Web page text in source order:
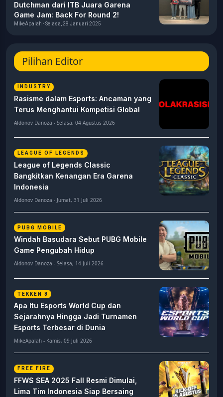
Dutchman dari ITB Juara Garena
Game Jam: Back For Round 2!
MikeApalah - Selasa, 28 Januari 2025
Pilihan Editor
INDUSTRY
Rasisme dalam Esports: Ancaman yang
Terus Menghantui Kompetisi Global
Aldonov Danoza - Selasa, 04 Agustus 2026
LEAGUE OF LEGENDS
League of Legends Classic
Bangkitkan Kenangan Era Garena
Indonesia
Aldonov Danoza - Jumat, 31 Juli 2026
PUBG MOBILE
Windah Basudara Sebut PUBG Mobile
Game Pengubah Hidup
Aldonov Danoza - Selasa, 14 Juli 2026
TEKKEN 8
Apa Itu Esports World Cup dan
Sejarahnya Hingga Jadi Turnamen
Esports Terbesar di Dunia
MikeApalah - Kamis, 09 Juli 2026
FREE FIRE
FFWS SEA 2025 Fall Resmi Dimulai,
Lima Tim Indonesia Siap Bersaing